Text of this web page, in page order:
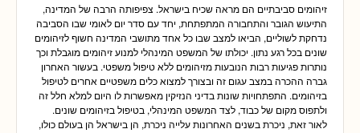
זיהומים סביבתיים הם מראה שכיח בישראל. צפיפותה הרבה של המדינה,
התיעוש הגובר והתחבורה המתפתחת, יחד עם סדר יום לאומי שבו הסביבה
נדחקת לשוליים, הביאו למצב שבו כל אחד מתושבי המדינה חשוף לזיהומים
שונים בכל רגע נתון. יכולתו של המשפט המינהלי למנוע זיהומים מוגבלת וכך
נותרות פגיעות רבות הנובעות מזיהומים ללא טיפול משפטי. בעשור האחרון
גברה ההכרה במצב עגום זה ובצורך למצוא כלים משפטיים אחרים לטיפול
בזיהומים. התפתחויות שונות בדיני הנזיקין מאפשרות לו היום למלא חלל זה
ולתפוס מקום של כבוד, לצד המשפט המינהלי, בטיפול בזיהומים שונים.
לאור זאת, ניכרת בשנים האחרונות עלייה ניכרת, הן בישראל הן בעולם כולו,